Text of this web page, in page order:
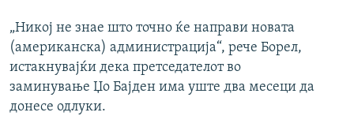
„Никој не знае што точно ќе направи новата
(американска) администрација“, рече Борел,
истакнувајќи дека претседателот во
заминување Џо Бајден има уште два месеци да
донесе одлуки.